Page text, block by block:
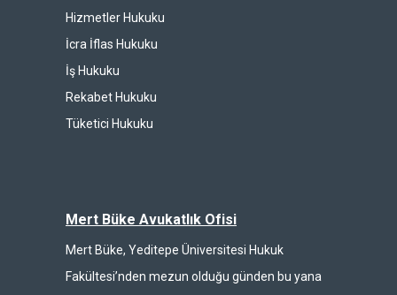
Hizmetler Hukuku
İcra İflas Hukuku
İş Hukuku
Rekabet Hukuku
Tüketici Hukuku
Mert Büke Avukatlık Ofisi
Mert Büke, Yeditepe Üniversitesi Hukuk
Fakültesi’nden mezun olduğu günden bu yana